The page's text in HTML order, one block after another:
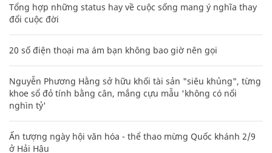
Tổng hợp những status hay về cuộc sống mang ý nghĩa thay
đổi cuộc đời
20 số điện thoại ma ám bạn không bao giờ nên gọi
Nguyễn Phương Hằng sở hữu khối tài sản "siêu khủng", từng
khoe sổ đỏ tính bằng cân, mắng cựu mẫu 'không có nổi
nghìn tỷ'
Ấn tượng ngày hội văn hóa - thể thao mừng Quốc khánh 2/9
ở Hải Hậu